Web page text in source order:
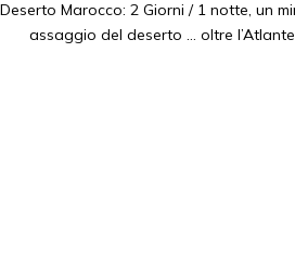
Deserto Marocco: 2 Giorni / 1 notte, un
assaggio del deserto … oltre